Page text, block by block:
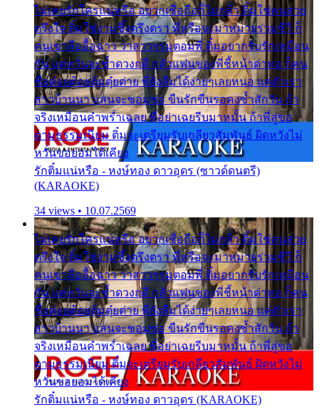
ไม่เคยรักใครแน่หรือ อยากเชื่อถือก็ไม่กล้า ติ๋มใช่คนสวย
ตรึงใจ ติ๋มใช่งามซึ้งตรึงตรา พี่หรือจะมาหมายร่วมชีวี ก็
คนเขาลืออื้อฉาว ว่าสาวๆรุมตอมพี่ ติ๋มอยากรับรักเหมือน
กัน แต่หวั่นจะช้ำดวงฤดี กลัวแฟนของพี่ชี้หน้าด่าทอ ก็คน
ชื่อต๋อยต้อยตุ้มตุ๋ยต่าย พี่ยังลืมได้ง่ายๆเลยหนอ แค่ตัวเรา
สาวบ้านนา แสนจะซอมซ่อ ขืนรักขืนรอคงช้ำสักวัน ถ้า
จริงเหมือนคำพร่ำเฉลย พี่อย่าเฉยรีบมาหมั้น ถ้าพี่สู่ขอ
ตามธรรมเนียม ติ๋มจะเตรียมรับเกลียวสัมพันธ์ ผิดหวังไม่
หวั่นขอยอมได้เคียง
รักติ๋มแน่หรือ - หงษ์ทอง ดาวอุดร (ซาวด์ดนตรี)
(KARAOKE)
34 views • 10.07.2569
ไม่เคยรักใครแน่หรือ อยากเชื่อถือก็ไม่กล้า ติ๋มใช่คนสวย
ตรึงใจ ติ๋มใช่งามซึ้งตรึงตรา พี่หรือจะมาหมายร่วมชีวี ก็
คนเขาลืออื้อฉาว ว่าสาวๆรุมตอมพี่ ติ๋มอยากรับรักเหมือน
กัน แต่หวั่นจะช้ำดวงฤดี กลัวแฟนของพี่ชี้หน้าด่าทอ ก็คน
ชื่อต๋อยต้อยตุ้มตุ๋ยต่าย พี่ยังลืมได้ง่ายๆเลยหนอ แค่ตัวเรา
สาวบ้านนา แสนจะซอมซ่อ ขืนรักขืนรอคงช้ำสักวัน ถ้า
จริงเหมือนคำพร่ำเฉลย พี่อย่าเฉยรีบมาหมั้น ถ้าพี่สู่ขอ
ตามธรรมเนียม ติ๋มจะเตรียมรับเกลียวสัมพันธ์ ผิดหวังไม่
หวั่นขอยอมได้เคียง
รักติ๋มแน่หรือ - หงษ์ทอง ดาวอุดร (KARAOKE)